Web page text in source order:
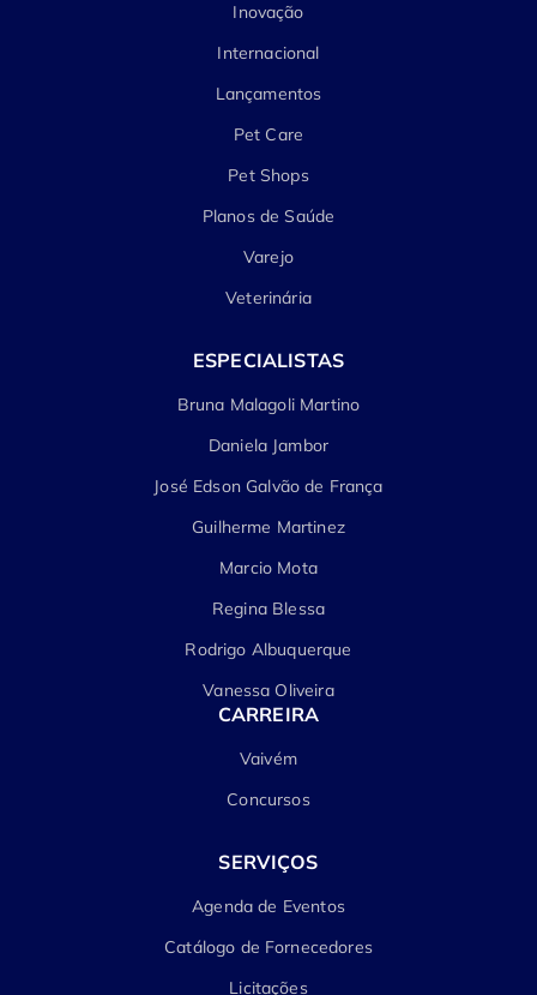
Inovação
Internacional
Lançamentos
Pet Care
Pet Shops
Planos de Saúde
Varejo
Veterinária
ESPECIALISTAS
Bruna Malagoli Martino
Daniela Jambor
José Edson Galvão de França
Guilherme Martinez
Marcio Mota
Regina Blessa
Rodrigo Albuquerque
Vanessa Oliveira
CARREIRA
Vaivém
Concursos
SERVIÇOS
Agenda de Eventos
Catálogo de Fornecedores
Licitações